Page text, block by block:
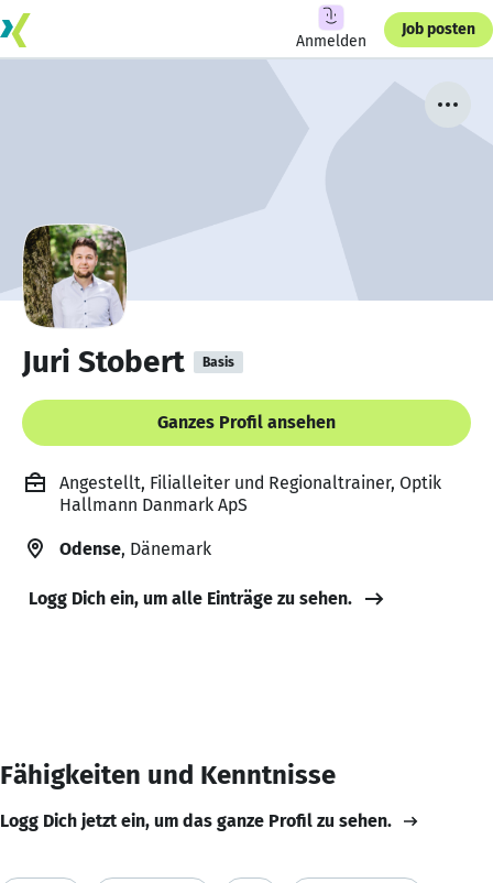
Anmelden
Job posten
Juri Stobert Basis
Ganzes Profil ansehen
Angestellt, Filialleiter und Regionaltrainer, Optik
Hallmann Danmark ApS
Odense, Dänemark
Logg Dich ein, um alle Einträge zu sehen.
Fähigkeiten und Kenntnisse
Logg Dich jetzt ein, um das ganze Profil zu sehen.